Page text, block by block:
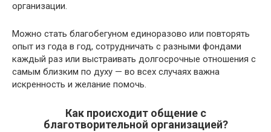
организации.
Можно стать благобегуном единоразово или повторять
опыт из года в год, сотрудничать с разными фондами
каждый раз или выстраивать долгосрочные отношения с
самым близким по духу — во всех случаях важна
искренность и желание помочь.
Как происходит общение с
благотворительной организацией?